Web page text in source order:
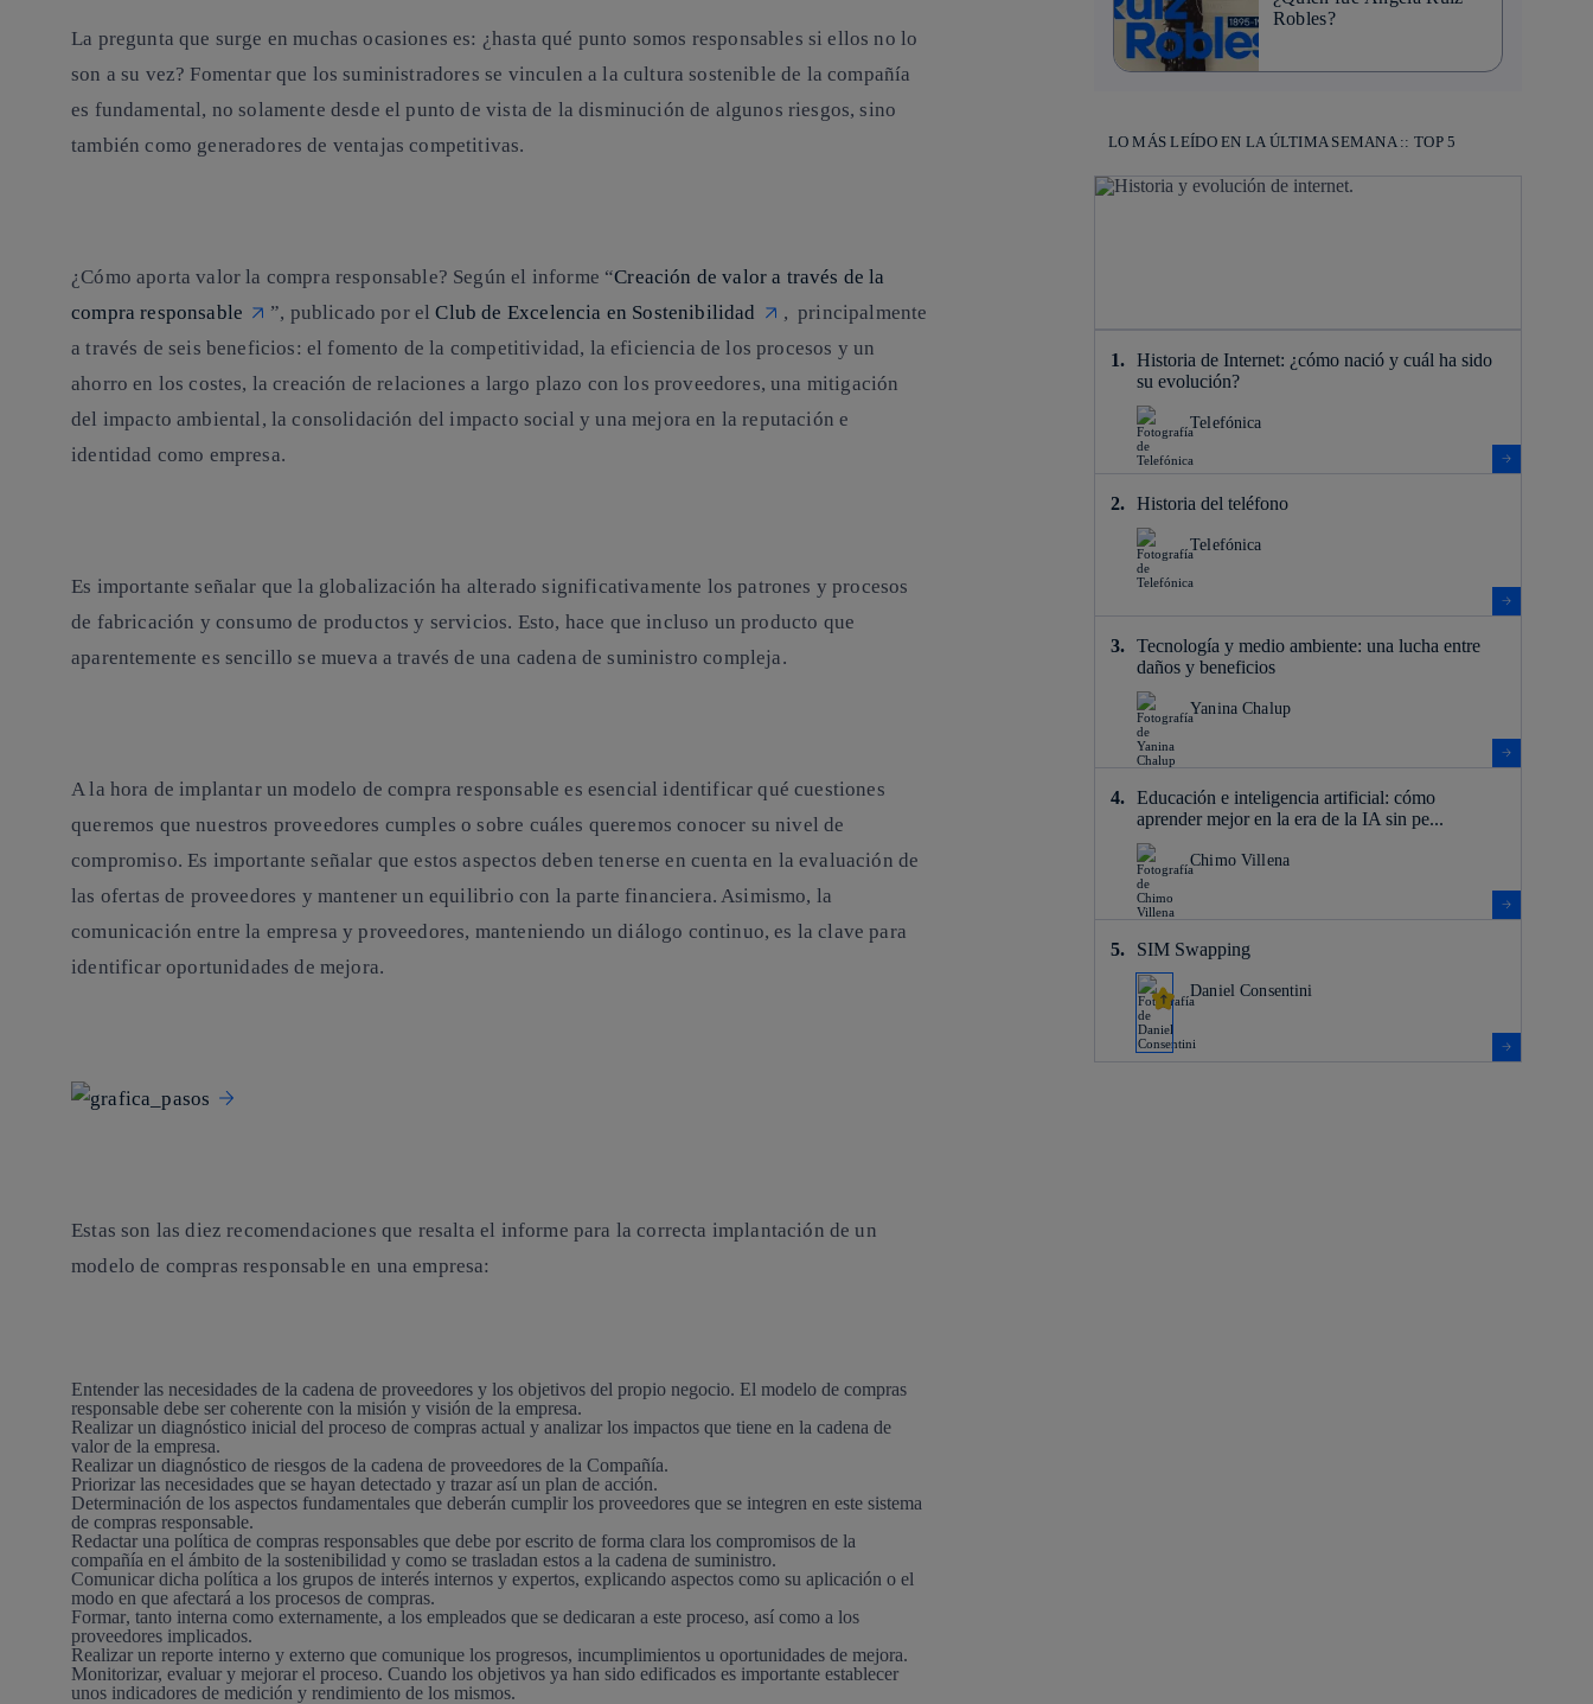
La pregunta que surge en muchas ocasiones es: ¿hasta qué punto somos responsables si ellos no lo
son a su vez? Fomentar que los suministradores se vinculen a la cultura sostenible de la compañía
es fundamental, no solamente desde el punto de vista de la disminución de algunos riesgos, sino
también como generadores de ventajas competitivas.
¿Cómo aporta valor la compra responsable? Según el informe “Creación de valor a través de la
compra responsable
”, publicado por elClub de Excelencia en Sostenibilidad
, principalmente
a través de seis beneficios: el fomento de la competitividad, la eficiencia de los procesos y un
ahorro en los costes, la creación de relaciones a largo plazo con los proveedores, una mitigación
del impacto ambiental, la consolidación del impacto social y una mejora en la reputación e
identidad como empresa.
Es importante señalar que la globalización ha alterado significativamente los patrones y procesos
de fabricación y consumo de productos y servicios. Esto, hace que incluso un producto que
aparentemente es sencillo se mueva a través de una cadena de suministro compleja.
A la hora de implantar unmodelo de compra responsable es esencial identificar qué cuestiones
queremos que nuestros proveedores cumples o sobre cuáles queremos conocer su nivel de
compromiso. Es importante señalar que estos aspectos deben tenerse en cuenta en la evaluación de
las ofertas de proveedores y mantener un equilibrio con la parte financiera. Asimismo, la
comunicación entre la empresa y proveedores, manteniendo un diálogo continuo, es la clave para
identificar oportunidades de mejora.
Estas son las diez recomendaciones que resalta el informe para la correcta implantación de un
modelo de compras responsable en una empresa:
Entender las necesidades de la cadena de proveedores y los objetivos del propio negocio. El modelo de compras
responsable debe ser coherente con la misión y visión de la empresa.
Realizar un diagnóstico inicial del proceso de compras actual y analizar los impactos que tiene en la cadena de
valor de la empresa.
Realizar un diagnóstico de riesgos de la cadena de proveedores de la Compañía.
Priorizar las necesidades que se hayan detectado y trazar así un plan de acción.
Determinación de los aspectos fundamentales que deberán cumplir los proveedores que se integren en este sistema
de compras responsable.
Redactar una política de compras responsables que debe por escrito de forma clara los compromisos de la
compañía en el ámbito de la sostenibilidad y como se trasladan estos a la cadena de suministro.
Comunicar dicha política a los grupos de interés internos y expertos, explicando aspectos como su aplicación o el
modo en que afectará a los procesos de compras.
Formar, tanto interna como externamente, a los empleados que se dedicaran a este proceso, así como a los
proveedores implicados.
Realizar un reporte interno y externo que comunique los progresos, incumplimientos u oportunidades de mejora.
Monitorizar, evaluar y mejorar el proceso. Cuando los objetivos ya han sido edificados es importante establecer
unos indicadores de medición y rendimiento de los mismos.
Robles?
LO MÁS LEÍDO EN LA ÚLTIMA SEMANA :: TOP 5
Historia de Internet: ¿cómo nació y cuál ha sido
su evolución?
Telefónica
Historia del teléfono
Telefónica
Tecnología y medio ambiente: una lucha entre
daños y beneficios
Yanina Chalup
Educación e inteligencia artificial: cómo
aprender mejor en la era de la IA sin pe...
Chimo Villena
SIM Swapping
Daniel Consentini